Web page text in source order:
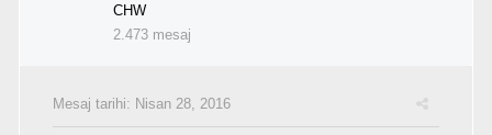
CHW
2.473 mesaj
Mesaj tarihi: Nisan 28, 2016